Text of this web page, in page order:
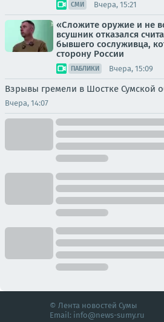
СМИ Вчера, 15:21
«Сложите оружие и не
всушник отказался
бывшего сослуживца,
сторону России
ПАБЛИКИ Вчера, 15:09
Взрывы гремели в Шостке Сумской
Вчера, 14:07
© Лента новостей Сумы
Email: info@news-sumy.ru